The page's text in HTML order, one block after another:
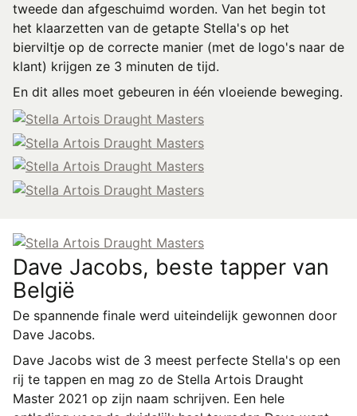
tweede dan afgeschuimd worden. Van het begin tot
het klaarzetten van de getapte Stella's op het
bierviltje op de correcte manier (met de logo's naar de
klant) krijgen ze 3 minuten de tijd.
En dit alles moet gebeuren in één vloeiende beweging.
Dave Jacobs, beste tapper van
België
De spannende finale werd uiteindelijk gewonnen door
Dave Jacobs.
Dave Jacobs wist de 3 meest perfecte Stella's op een
rij te tappen en mag zo de Stella Artois Draught
Master 2021 op zijn naam schrijven. Een hele